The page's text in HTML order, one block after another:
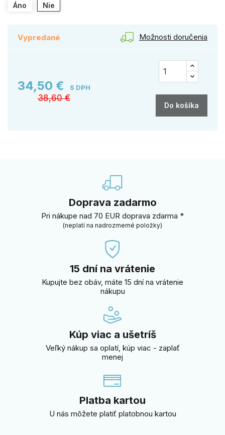
Áno Nie
Vypredané Možnosti doručenia
34,50 € S DPH
38,60 €
Do košíka
Doprava zadarmo
Pri nákupe nad 70 EUR doprava zdarma *
(neplatí na nadrozmerné položky)
15 dní na vrátenie
Kupujte bez obáv, máte 15 dní na vrátenie
nákupu
Kúp viac a ušetríš
Veľký nákup sa oplatí, kúp viac - zaplať
menej
Platba kartou
U nás môžete platiť platobnou kartou